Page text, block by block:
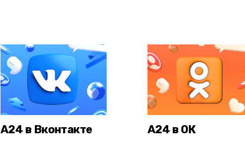
А24 в Вконтакте А24 в ОК